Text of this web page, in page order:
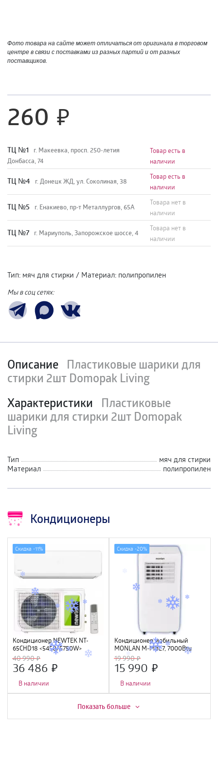
Фото товара на сайте может отличаться от оригинала в торговом
центре в связи с поставками из разных партий и от разных
поставщиков.
260
TЦ №1
г. Макеевка, просп. 250-летия
Донбасса, 74
Товар есть в
наличии
TЦ №4 г. Донецк ЖД, ул. Соколиная, 38
Товар есть в
наличии
TЦ №5 г. Енакиево, пр-т Металлургов, 65А
Товара нет в
наличии
ТЦ №7 г. Мариуполь, Запорожское шоссе, 4
Товара нет в
наличии
Тип: мяч для стирки / Материал: полипропилен
Мы в соц сетях:
Описание Пластиковые шарики для
стирки 2шт Domopak Living
Характеристики
Пластиковые
шарики для стирки 2шт Domopak
Living
Тип
мяч для стирки
Материал
полипропилен
Кондиционеры
Кондиционер NEWTEK NT-
65CHD18 <5450/5750W>
скрытый LED дисплей, Golden
Fin, R410A, компрессор GMCC
40 990
36 486
В наличии
Скидка -11%
Кондиционер мобильный
MONLAN M-MBL7, 7000Btu
19 990
15 990
В наличии
Скидка -20%
Скидка - 15%
Показать больше